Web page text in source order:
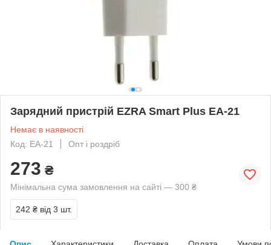
Зарядний пристрій EZRA Smart Plus EA-21
Немає в наявності
Код: EA-21
Опт і роздріб
273 ₴
Мінімальна сума замовлення на сайті — 300 ₴
242 ₴ від 3 шт.